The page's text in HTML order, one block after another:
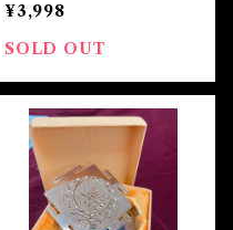
¥3,998
SOLD OUT